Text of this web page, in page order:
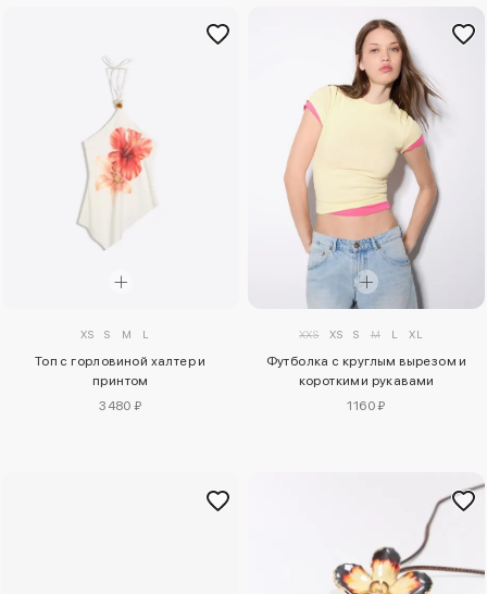
XS S M L
Топ с горловиной халтер и
принтом
3480 ₽
XXS XS S M L XL
Футболка с круглым вырезом и
короткими рукавами
1160 ₽